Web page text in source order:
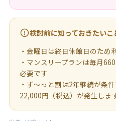
検討前に知っておきたいこ
・金曜日は終日休館日のため
・マンスリープランは毎月
必要です
・ず〜っと割は2年継続が条
22,000円（税込）が発生しま